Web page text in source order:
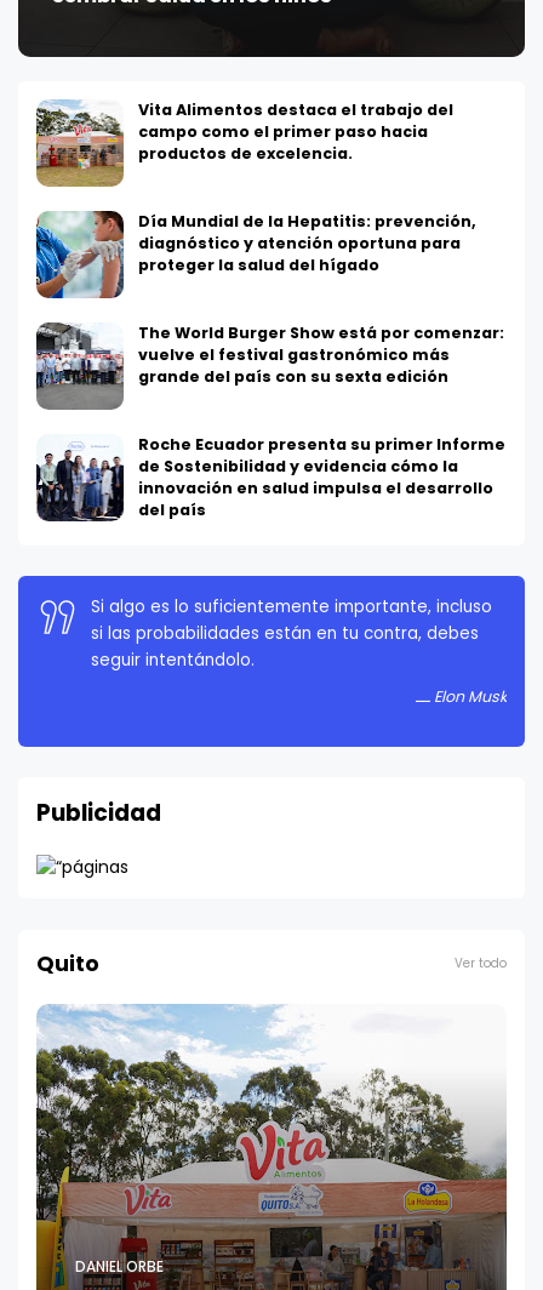
Vita Alimentos destaca el trabajo del
campo como el primer paso hacia
productos de excelencia.
Día Mundial de la Hepatitis: prevención,
diagnóstico y atención oportuna para
proteger la salud del hígado
The World Burger Show está por comenzar:
vuelve el festival gastronómico más
grande del país con su sexta edición
Roche Ecuador presenta su primer Informe
de Sostenibilidad y evidencia cómo la
innovación en salud impulsa el desarrollo
del país
La persistencia es muy importante. No debes
rendirte a menos que estés obligado a rendirte.
Publicidad
Quito Ver todo
DANIEL ORBE